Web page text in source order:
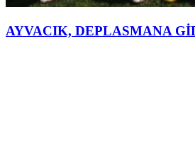
AYVACIK, DEPLASMANA